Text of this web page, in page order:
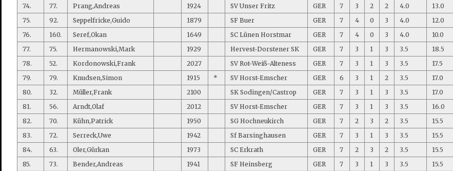
74.
77. Prang,Andreas 1924 SV Unser Fritz GER 7 3 2 2 4.0 13.0
75.
92. Seppelfricke,Guido 1879 SF Buer GER 7 4 0 3 4.0 12.0
76.
160. Seref,Okan 1649 SC Lünen Horstmar GER 7 4 0 3 4.0 10.0
77.
75. Hermanowski,Mark 1929 Hervest-Dorstener SK GER 7 3 1 3 3.5 18.5
78.
52. Kordonowski,Frank 2027 SV Rot-Weiß-Alteness GER 7 3 1 3 3.5 17.5
79.
79. Knudsen,Simon 1915 * SV Horst-Emscher GER 6 3 1 2 3.5 17.0
80.
32. Müller,Frank 2100 SK Sodingen/Castrop GER 7 3 1 3 3.5 17.0
81.
56. Arndt,Olaf 2012 SV Horst-Emscher GER 7 3 1 3 3.5 16.0
82.
70. Kühn,Patrick 1950 SG Hochneukirch GER 7 2 3 2 3.5 15.5
83.
72. Serreck,Uwe 1942 Sf Barsinghausen GER 7 3 1 3 3.5 15.5
84.
63. Oler,Gürkan 1973 SC Erkrath GER 7 2 3 2 3.5 15.5
85.
73. Bender,Andreas 1941 SF Heinsberg GER 7 3 1 3 3.5 15.5